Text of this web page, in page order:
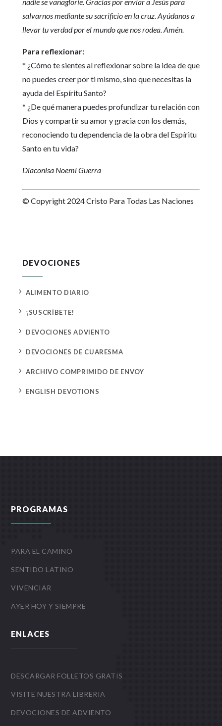
salvarnos mediante su sacrificio en la cruz. Ayúdanos a
llevar tu verdad por el mundo que nos rodea. Amén.
Para reflexionar:
* ¿Cómo te sientes al reflexionar sobre la idea de que
no puedes creer por ti mismo, sino que necesitas la
ayuda del Espíritu Santo?
* ¿De qué manera puedes profundizar tu relación con
Dios y compartir su amor y gracia con los demás,
reconociendo tu dependencia de la obra del Espíritu
Santo en tu vida?
Diaconisa Noemí Guerra
© Copyright 2024 Cristo Para Todas Las Naciones
DEVOCIONES
5 ALIMENTO DIARIO
5 ¡SUSCRÍBETE!
5 DEVOCIONES ADVIENTO
5 DEVOCIONES DE CUARESMA
5 ARCHIVO COMPRIMIDO DE ENVOY
5 ENGLISH DEVOTIONS
PROGRAMAS
PARA EL CAMINO
SENTIDO LATINO
VIVENCIAR
AYER HOY Y SIEMPRE
ENLACES
DESCARGAR FOLLETOS GRATIS
VISITE NUESTRA LIBRERIA
DEVOCIONES DE ADVIENTO